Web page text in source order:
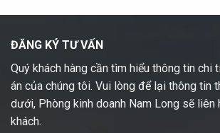
ĐĂNG KÝ TƯ VẤN
Quý khách hàng cần tìm hiểu thông tin chi
án của chúng tôi. Vui lòng để lại thông tin
dưới, Phòng kinh doanh Nam Long sẽ liên
khách.